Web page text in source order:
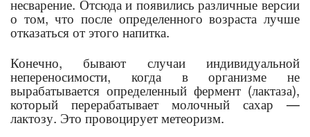
несварение. Отсюда и появились различные версии
о том, что после определенного возраста лучше
отказаться от этого напитка.
Конечно, бывают случаи индивидуальной
непереносимости, когда в организме не
вырабатывается определенный фермент (лактаза),
который перерабатывает молочный сахар —
лактозу. Это провоцирует метеоризм.